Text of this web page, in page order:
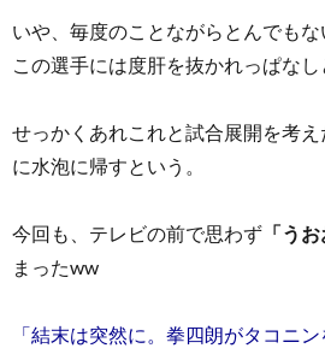
いや、毎度のことながらとんでもな
この選手には度肝を抜かれっぱなし
せっかくあれこれと試合展開を考
に水泡に帰すという。
今回も、テレビの前で思わず 「う
まったww
「結末は突然に。拳四朗がタコニ